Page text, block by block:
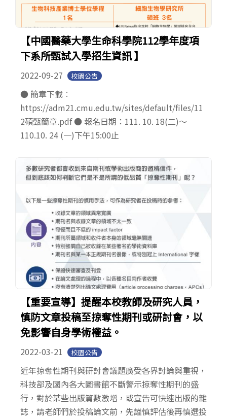
【中國醫藥大學生命科學院112學年度項
下系所甄試入學招生資訊 】
2022-09-27 校園公告
● 簡章下載︰
https://adm21.cmu.edu.tw/sites/default/files/11
2碩甄簡章.pdf ● 報名日期：111. 10. 18(二)～
110.10. 24 (一)下午15:00止
【重要宣導】提醒本校教師及研究人員，
慎防文章投稿至掠奪性期刊或研討會，以
免影響自身學術權益。
2022-03-21 校園公告
近年掠奪性期刊與研討會議題廣受各界討論與重視，
科技部及國內各大圖書館不斷警示掠奪性期刊的盛
行，對於某些出版篇數激增，或宣告可快速出版的雜
誌，請老師們於投稿論文前，先謹慎評估後再慎選投